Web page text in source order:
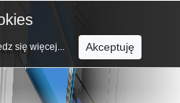
się więcej... Akceptuję